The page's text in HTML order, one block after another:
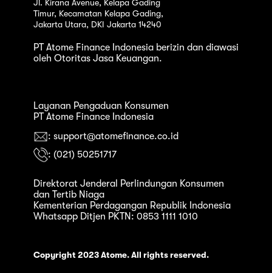
Jl. Kirana Avenue, Kelapa Gading
Timur, Kecamatan Kelapa Gading,
Jakarta Utara, DKI Jakarta 14240
PT Atome Finance Indonesia berizin dan diawasi
oleh Otoritas Jasa Keuangan.
Layanan Pengaduan Konsumen
PT Atome Finance Indonesia
: support@atomefinance.co.id
: (021) 50251717
Direktorat Jenderal Perlindungan Konsumen
dan Tertib Niaga
Kementerian Perdagangan Republik Indonesia
Whatsapp Ditjen PKTN: 0853 1111 1010
Copyright 2023 Atome. All rights reserved.